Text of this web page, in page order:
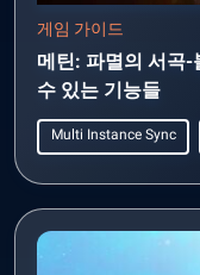
게임 가이드
메틴: 파멸의 서곡-
수 있는 기능들
Multi Instance Sync